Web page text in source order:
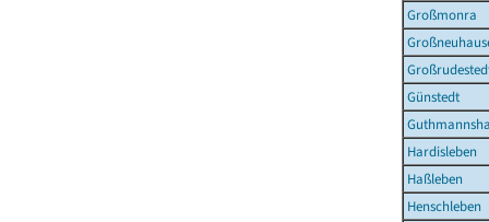
Großmonra
Günstedt
Hardisleben
Haßleben
Henschleben